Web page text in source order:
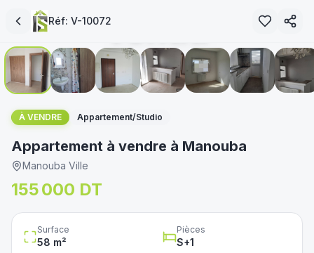
Réf:V-10072 1/10
vendu
غير متوفر
immoservice.tn
À VENDRE Appartement/Studio
Appartement à vendre à Manouba
Manouba Ville
155 000 DT
Surface
58 m²
Pièces
S+1